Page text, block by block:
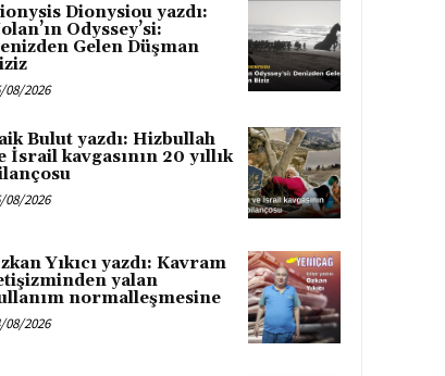
Dionysiou yazdı:
Odyssey’si:
Gelen Düşman
08/2026
Bulut yazdı: Hizbullah
İsrail kavgasının 20 yıllık
08/2026
Yıkıcı yazdı: Kavram
yalan
normalleşmesine
08/2026